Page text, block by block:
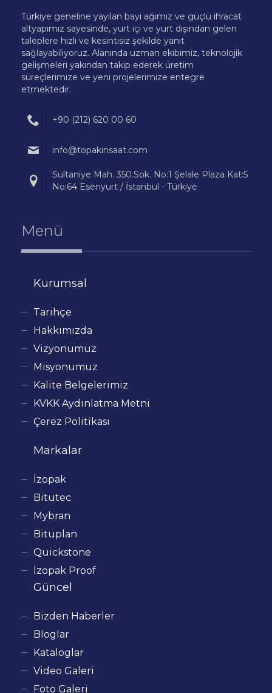
Türkiye geneline yayılan bayi ağımız ve güçlü ihracat
altyapımız sayesinde, yurt içi ve yurt dışından gelen
taleplere hızlı ve kesintisiz şekilde yanıt
sağlayabiliyoruz. Alanında uzman ekibimiz, teknolojik
gelişmeleri yakından takip ederek üretim
süreçlerimize ve yeni projelerimize entegre
etmektedir.
+90 (212) 620 00 60
info@topakinsaat.com
Sultaniye Mah. 350.Sok. No:1 Şelale Plaza Kat:5
No:64 Esenyurt / İstanbul - Türkiye
Menü
Kurumsal
Tarihçe
Hakkımızda
Vizyonumuz
Misyonumuz
Kalite Belgelerimiz
KVKK Aydınlatma Metni
Çerez Politikası
Markalar
İzopak
Bitutec
Mybran
Bituplan
Quickstone
İzopak Proof
Güncel
Bizden Haberler
Bloglar
Kataloglar
Video Galeri
Foto Galeri